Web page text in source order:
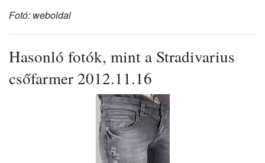
Fotó: weboldal
Hasonló fotók, mint a Stradivarius
csőfarmer 2012.11.16